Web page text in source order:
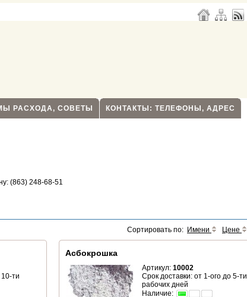
РАСХОДА, СОВЕТЫ КОНТАКТЫ: ТЕЛЕФОНЫ, АДРЕС
(863) 248-68-51
Сортировать по: Имени Цене
ти
Асбокрошка
Артикул:10002
Срок доставки: от 1-ого до 5-ти
рабочих дней
Наличие: